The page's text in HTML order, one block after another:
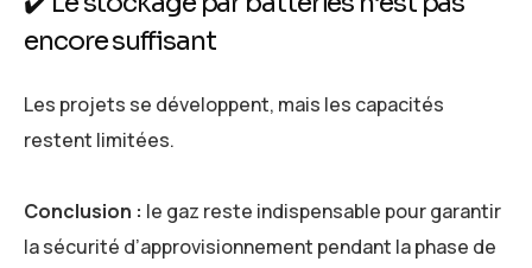
encore suffisant
Les projets se développent, mais les capacités
restent limitées.
Conclusion : le gaz reste indispensable pour garantir
la sécurité d’approvisionnement pendant la phase de